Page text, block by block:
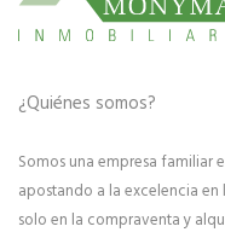
¿Quiénes somos?
Somos una empresa familiar
apostando a la excelencia
solo en la compraventa y